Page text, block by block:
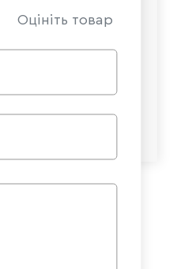
Оцініть товар